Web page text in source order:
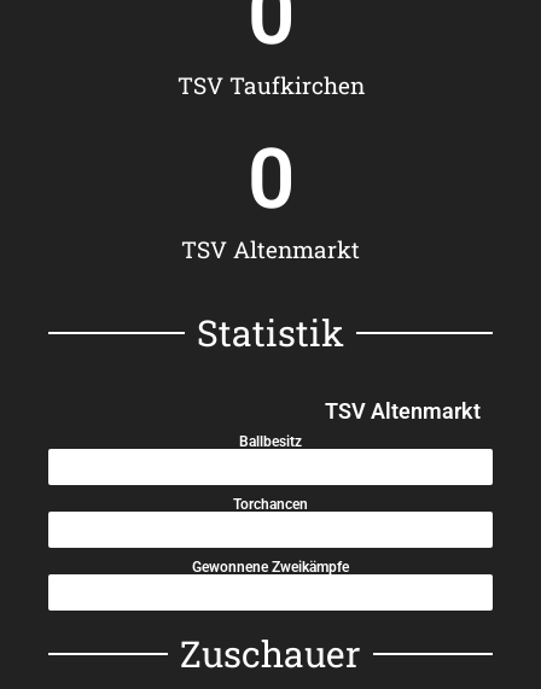
TSV Taufkirchen
TSV Altenmarkt
0
Statistik
TSV Altenmarkt
Ballbesitz
Torchancen
Gewonnene Zweikämpfe
Zuschauer